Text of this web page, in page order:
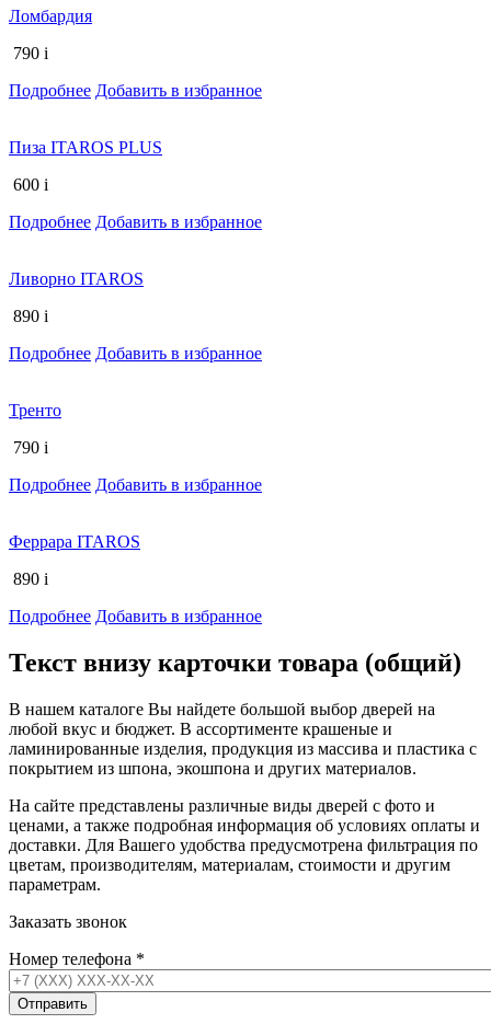
Ломбардия
790 i
Подробнее Добавить в избранное
Пиза ITAROS PLUS
600 i
Подробнее Добавить в избранное
Ливорно ITAROS
890 i
Подробнее Добавить в избранное
Тренто
790 i
Подробнее Добавить в избранное
Феррара ITAROS
890 i
Подробнее Добавить в избранное
Текст внизу карточки товара (общий)
В нашем каталоге Вы найдете большой выбор дверей на
любой вкус и бюджет. В ассортименте крашеные и
ламинированные изделия, продукция из массива и пластика с
покрытием из шпона, экошпона и других материалов.
На сайте представлены различные виды дверей с фото и
ценами, а также подробная информация об условиях оплаты и
доставки. Для Вашего удобства предусмотрена фильтрация по
цветам, производителям, материалам, стоимости и другим
параметрам.
Заказать звонок
Номер телефона *